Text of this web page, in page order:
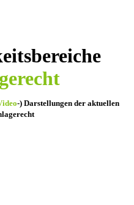
-) Darstellungen der aktuellen